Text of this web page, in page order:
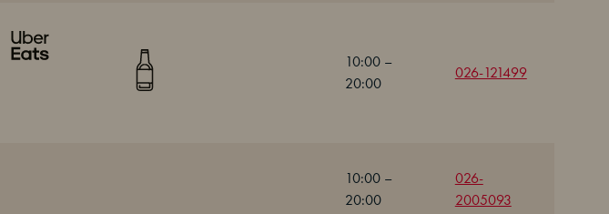
10:00 –
20:00
026-121499
10:00 –
20:00
026-
2005093